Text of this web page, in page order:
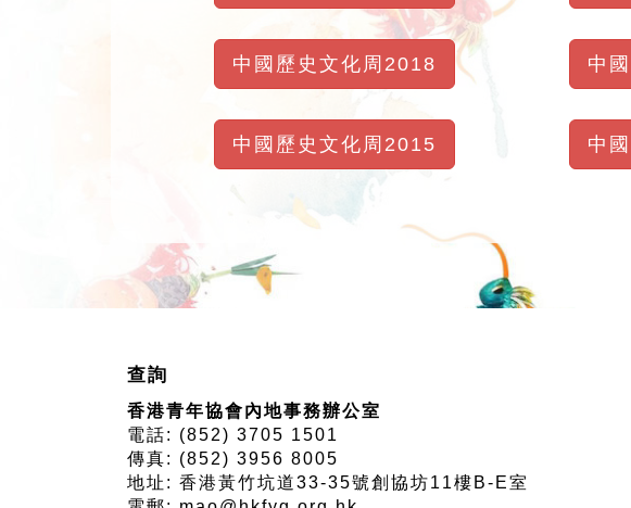
中國歷史文化周2018 中
中國歷史文化周2015 中
查詢
香港青年協會內地事務辦公室
電話: (852) 3705 1501
傳真: (852) 3956 8005
地址: 香港黃竹坑道33-35號創協坊11樓B-E室